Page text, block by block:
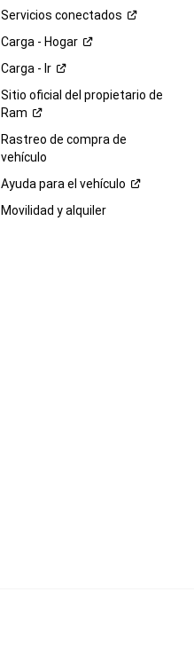
Servicios conectados
Carga - Hogar
Carga - Ir
Sitio oficial del propietario de
Ram
Rastreo de compra de
vehículo
Ayuda para el vehículo
Movilidad y alquiler